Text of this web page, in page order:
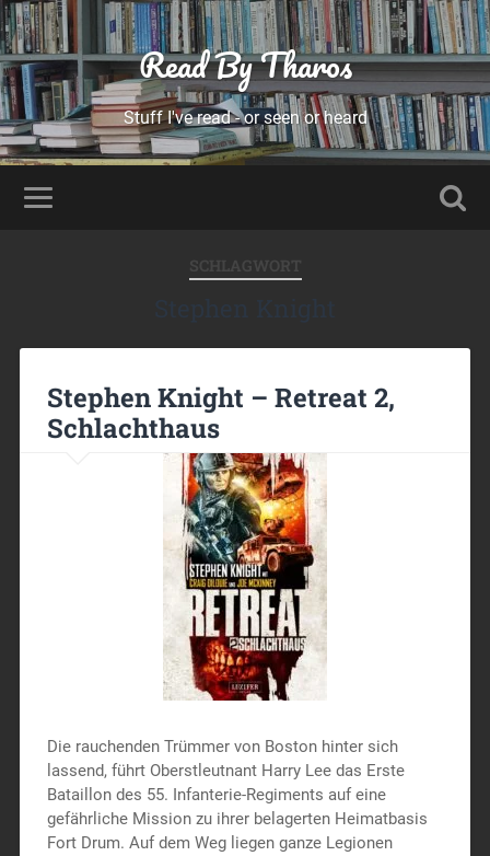
Read By Tharos
Stuff I've read - or seen or heard
SCHLAGWORT
Stephen Knight – Retreat 2,
Schlachthaus
Die rauchenden Trümmer von Boston hinter sich
lassend, führt Oberstleutnant Harry Lee das Erste
Bataillon des 55. Infanterie-Regiments auf eine
gefährliche Mission zu ihrer belagerten Heimatbasis
Fort Drum. Auf dem Weg liegen ganze Legionen